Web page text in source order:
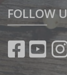
FOLLOW